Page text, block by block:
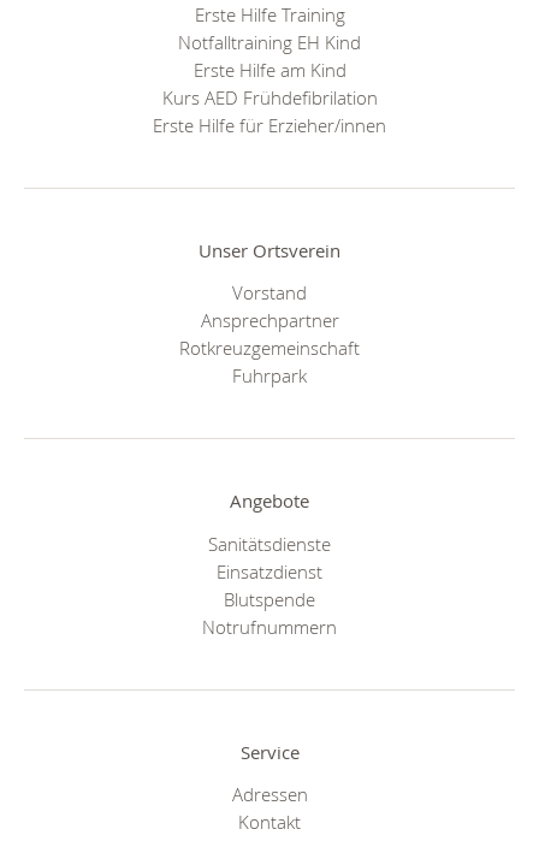
Erste Hilfe Training
Notfalltraining EH Kind
Erste Hilfe am Kind
Kurs AED Frühdefibrilation
Erste Hilfe für Erzieher/innen
Unser Ortsverein
Vorstand
Ansprechpartner
Rotkreuzgemeinschaft
Fuhrpark
Angebote
Sanitätsdienste
Einsatzdienst
Blutspende
Notrufnummern
Service
Adressen
Kontakt